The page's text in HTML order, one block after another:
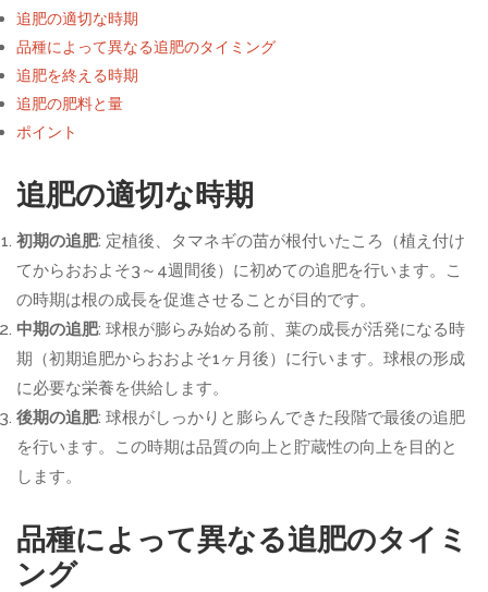
追肥の適切な時期
品種によって異なる追肥のタイミング
追肥を終える時期
追肥の肥料と量
ポイント
追肥の適切な時期
初期の追肥: 定植後、タマネギの苗が根付いたころ（植え付け
てからおおよそ3～4週間後）に初めての追肥を行います。こ
の時期は根の成長を促進させることが目的です。
中期の追肥: 球根が膨らみ始める前、葉の成長が活発になる時
期（初期追肥からおおよそ1ヶ月後）に行います。球根の形成
に必要な栄養を供給します。
後期の追肥: 球根がしっかりと膨らんできた段階で最後の追肥
を行います。この時期は品質の向上と貯蔵性の向上を目的と
します。
品種によって異なる追肥のタイミ
ング